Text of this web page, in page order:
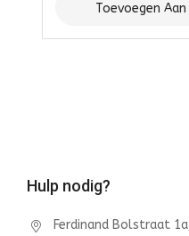
Toevoegen
Hulp nodig?
Ferdinand Bolstraat